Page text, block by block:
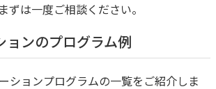
ずは一度ご相談ください。
ョンのプログラム例
ションプログラムの一覧をご紹介しま